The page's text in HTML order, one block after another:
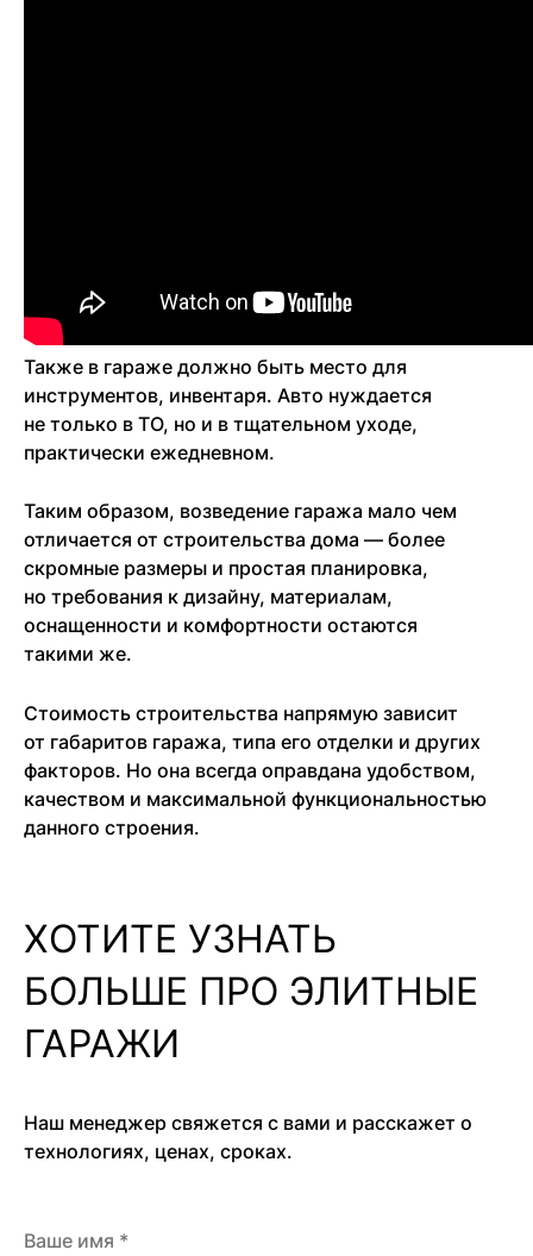
Также в гараже должно быть место для
инструментов, инвентаря. Авто нуждается
не только в ТО, но и в тщательном уходе,
практически ежедневном.
Таким образом, возведение гаража мало чем
отличается от строительства дома — более
скромные размеры и простая планировка,
но требования к дизайну, материалам,
оснащенности и комфортности остаются
такими же.
Стоимость строительства напрямую зависит
от габаритов гаража, типа его отделки и других
факторов. Но она всегда оправдана удобством,
качеством и максимальной функциональностью
данного строения.
ХОТИТЕ УЗНАТЬ
БОЛЬШЕ ПРО ЭЛИТНЫЕ
ГАРАЖИ
Наш менеджер свяжется с вами и расскажет о
технологиях, ценах, сроках.